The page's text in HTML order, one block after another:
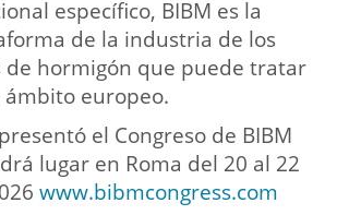
específico, BIBM es la
de la industria de los
de hormigón que puede tratar
ámbito europeo.
el Congreso de BIBM
lugar en Roma del 20 al 22
www.bibmcongress.com